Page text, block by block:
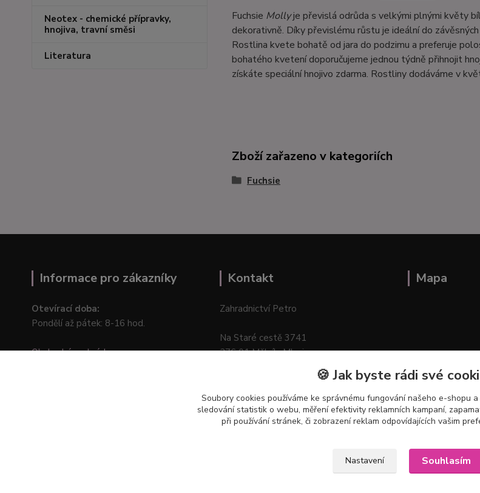
Neotex - chemické přípravky,
hnojiva, travní směsi
Literatura
Fuchsie Mollyje převislá odrůda s velkými plnými květy
dekorativně. Díky převislému růstu je ideální do
Rostlina kvete bohatě od jara do podzimu a preferuje
bohatého kvetení doporučujeme jednou týdně přihnojit
získáte speciální hnojivo zdarma. Rostliny dodáváme v
Zboží zařazeno v kategoriích
Fuchsie
Informace pro zákazníky
Otevírací doba:
Pondělí až pátek: 8-16 hod.
Obchodní podmínky
Kontakt
Zahradnictví Petro
Na Staré cestě 3741
276 01 Mělník–Mlazice
Mapa
🍪 Jak byste rádi své
Soubory cookies používáme ke správnému fungování našeho e-shopu
sledování statistik o webu, měření efektivity reklamních kampaní,
při používání stránek, či zobrazení reklam odpovídajících vašim
Nastavení Souhlasím